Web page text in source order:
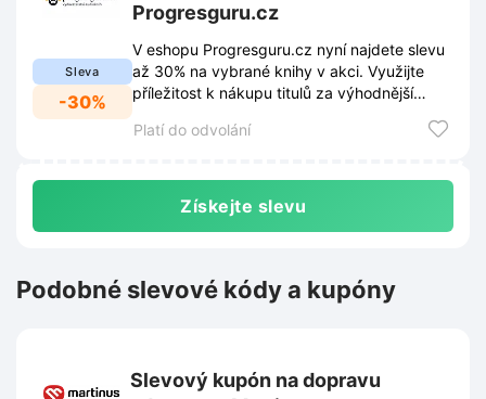
Sleva
-30%
Progresguru.cz
V eshopu Progresguru.cz nyní najdete slevu
až 30% na vybrané knihy v akci. Využijte
příležitost k nákupu titulů za výhodnější
Platí do odvolání
Získejte slevu
Podobné slevové kódy a kupóny
Slevový kupón na dopravu